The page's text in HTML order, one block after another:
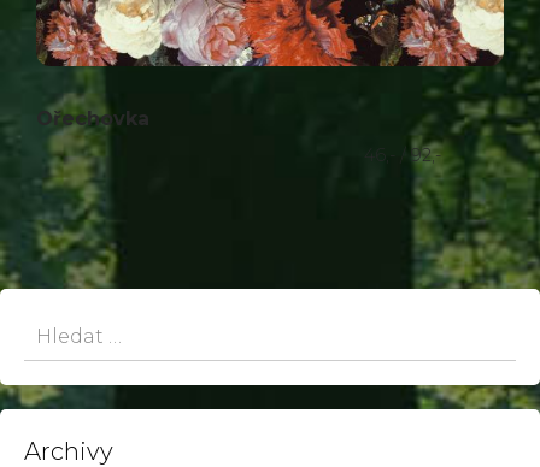
Ořechovka
46,- / 92,-
Archivy